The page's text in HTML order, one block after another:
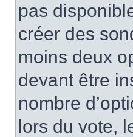
pas
créer des
moins deux
devant être
nombre
lors du vote,